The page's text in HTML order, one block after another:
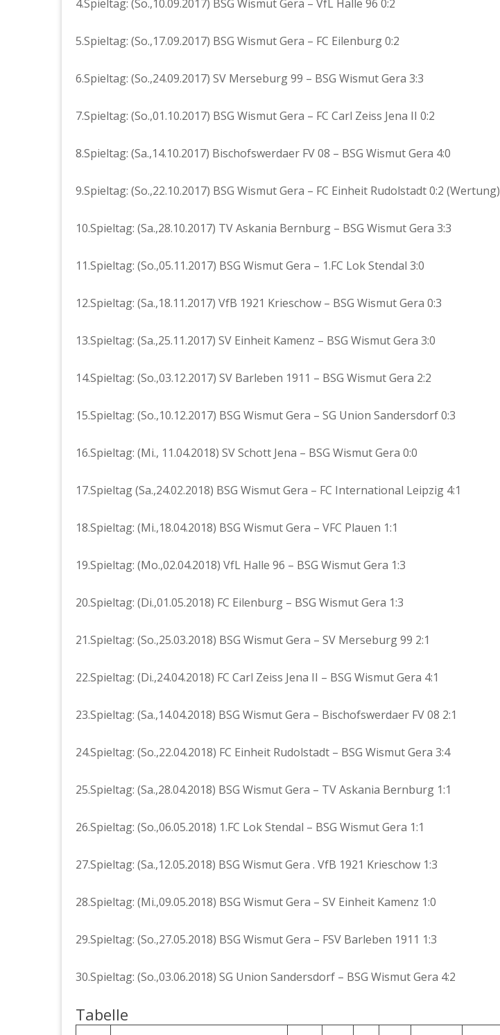
4.Spieltag: (So.,10.09.2017) BSG Wismut Gera – VfL Halle 96 0:2
5.Spieltag: (So.,17.09.2017) BSG Wismut Gera – FC Eilenburg 0:2
6.Spieltag: (So.,24.09.2017) SV Merseburg 99 – BSG Wismut Gera 3:3
7.Spieltag: (So.,01.10.2017) BSG Wismut Gera – FC Carl Zeiss Jena II 0:2
8.Spieltag: (Sa.,14.10.2017) Bischofswerdaer FV 08 – BSG Wismut Gera 4:0
9.Spieltag: (So.,22.10.2017) BSG Wismut Gera – FC Einheit Rudolstadt 0:2 (Wertung)
10.Spieltag: (Sa.,28.10.2017) TV Askania Bernburg – BSG Wismut Gera 3:3
11.Spieltag: (So.,05.11.2017) BSG Wismut Gera – 1.FC Lok Stendal 3:0
12.Spieltag: (Sa.,18.11.2017) VfB 1921 Krieschow – BSG Wismut Gera 0:3
13.Spieltag: (Sa.,25.11.2017) SV Einheit Kamenz – BSG Wismut Gera 3:0
14.Spieltag: (So.,03.12.2017) SV Barleben 1911 – BSG Wismut Gera 2:2
15.Spieltag: (So.,10.12.2017) BSG Wismut Gera – SG Union Sandersdorf 0:3
16.Spieltag: (Mi., 11.04.2018) SV Schott Jena – BSG Wismut Gera 0:0
17.Spieltag (Sa.,24.02.2018) BSG Wismut Gera – FC International Leipzig 4:1
18.Spieltag: (Mi.,18.04.2018) BSG Wismut Gera – VFC Plauen 1:1
19.Spieltag: (Mo.,02.04.2018) VfL Halle 96 – BSG Wismut Gera 1:3
20.Spieltag: (Di.,01.05.2018) FC Eilenburg – BSG Wismut Gera 1:3
21.Spieltag: (So.,25.03.2018) BSG Wismut Gera – SV Merseburg 99 2:1
22.Spieltag: (Di.,24.04.2018) FC Carl Zeiss Jena II – BSG Wismut Gera 4:1
23.Spieltag: (Sa.,14.04.2018) BSG Wismut Gera – Bischofswerdaer FV 08 2:1
24.Spieltag: (So.,22.04.2018) FC Einheit Rudolstadt – BSG Wismut Gera 3:4
25.Spieltag: (Sa.,28.04.2018) BSG Wismut Gera – TV Askania Bernburg 1:1
26.Spieltag: (So.,06.05.2018) 1.FC Lok Stendal – BSG Wismut Gera 1:1
27.Spieltag: (Sa.,12.05.2018) BSG Wismut Gera . VfB 1921 Krieschow 1:3
28.Spieltag: (Mi.,09.05.2018) BSG Wismut Gera – SV Einheit Kamenz 1:0
29.Spieltag: (So.,27.05.2018) BSG Wismut Gera – FSV Barleben 1911 1:3
30.Spieltag: (So.,03.06.2018) SG Union Sandersdorf – BSG Wismut Gera 4:2
Tabelle